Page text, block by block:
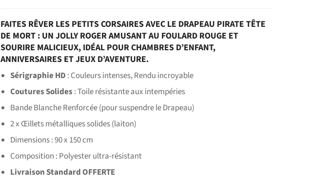
FAITES RÊVER LES PETITS CORSAIRES AVEC LE DRAPEAU PIRATE TÊTE
DE MORT : UN JOLLY ROGER AMUSANT AU FOULARD ROUGE ET
SOURIRE MALICIEUX, IDÉAL POUR CHAMBRES D’ENFANT,
ANNIVERSAIRES ET JEUX D’AVENTURE.
Sérigraphie HD : Couleurs intenses, Rendu incroyable
Coutures Solides : Toile résistante aux intempéries
Bande Blanche Renforcée (pour suspendre le Drapeau)
2 x Œillets métalliques solides (laiton)
Dimensions : 90 x 150 cm
Composition : Polyester ultra-résistant
Livraison Standard OFFERTE